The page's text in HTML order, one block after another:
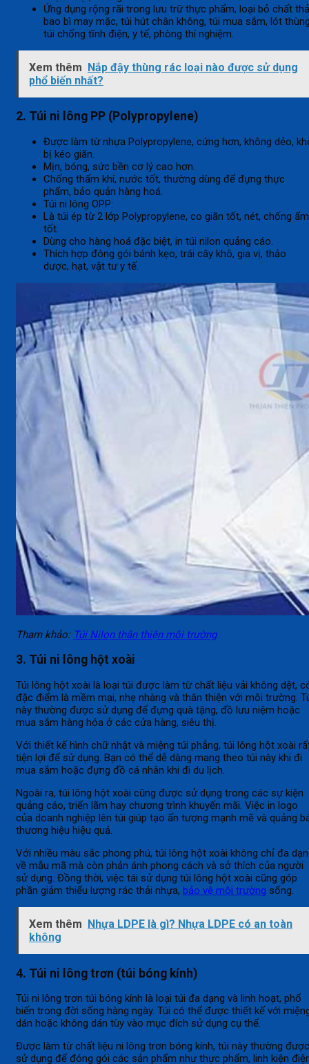
Ứng dụng rộng rãi trong lưu trữ thực phẩm, loại bỏ chất
bao bì may mặc, túi hút chân không, túi mua sắm, lót
túi chống tĩnh điện, y tế, phòng thí nghiệm.
Xem thêm Nắp đậy thùng rác loại nào được sử dụng
phổ biến nhất?
2. Túi ni lông PP (Polypropylene)
Được làm từ nhựa Polypropylene, cứng hơn, không dẻo,
bị kéo giãn.
Mịn, bóng, sức bền cơ lý cao hơn.
Chống thấm khí, nước tốt, thường dùng để đựng thực
phẩm, bảo quản hàng hoá.
Túi ni lông OPP:
Là túi ép từ 2 lớp Polypropylene, co giãn tốt, nét, chống ẩm
tốt.
Dùng cho hàng hoá đặc biệt, in túi nilon quảng cáo.
Thích hợp đóng gói bánh kẹo, trái cây khô, gia vị, thảo
dược, hạt, vật tư y tế.
Tham khảo: Túi Nilon thân thiện môi trường
3. Túi ni lông hột xoài
Túi lông hột xoài là loại túi được làm từ chất liệu vải không dệt,
đặc điểm là mềm mại, nhẹ nhàng và thân thiện với môi trường.
này thường được sử dụng để đựng quà tặng, đồ lưu niệm hoặc
mua sắm hàng hóa ở các cửa hàng, siêu thị.
Với thiết kế hình chữ nhật và miệng túi phẳng, túi lông hột xoài
tiện lợi để sử dụng. Bạn có thể dễ dàng mang theo túi này khi đi
mua sắm hoặc đựng đồ cá nhân khi đi du lịch.
Ngoài ra, túi lông hột xoài cũng được sử dụng trong các sự kiện
quảng cáo, triển lãm hay chương trình khuyến mãi. Việc in logo
của doanh nghiệp lên túi giúp tạo ấn tượng mạnh mẽ và quảng
thương hiệu hiệu quả.
Với nhiều màu sắc phong phú, túi lông hột xoài không chỉ đa
về mẫu mã mà còn phản ánh phong cách và sở thích của người
sử dụng. Đồng thời, việc tái sử dụng túi lông hột xoài cũng góp
phần giảm thiểu lượng rác thải nhựa, bảo vệ môi trường sống.
Xem thêm Nhựa LDPE là gì? Nhựa LDPE có an toàn
không
4. Túi ni lông trơn (túi bóng kính)
Túi ni lông trơn túi bóng kính là loại túi đa dạng và linh hoạt, phổ
biến trong đời sống hàng ngày. Túi có thể được thiết kế với
dán hoặc không dán tùy vào mục đích sử dụng cụ thể.
Được làm từ chất liệu ni lông trơn bóng kính, túi này thường được
sử dụng để đóng gói các sản phẩm như thực phẩm, linh kiện